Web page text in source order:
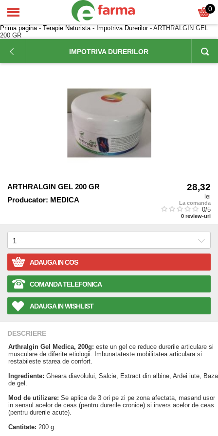
0
Prima pagina- Terapie Naturista- Impotriva Durerilor- ARTHRALGIN GEL
200 GR
IMPOTRIVA DURERILOR
ARTHRALGIN GEL 200 GR
Producator: MEDICA
28,32
lei
La comanda
0/5
0 review-uri
ADAUGA IN COS
COMANDA TELEFONICA
ADAUGA IN WISHLIST
DESCRIERE
Arthralgin Gel Medica, 200g: este un gel ce reduce durerile articulare si
musculare de diferite etiologii. Imbunatateste mobilitatea articulara si
restabileste starea de confort.
Ingrediente: Gheara diavolului, Salcie, Extract din albine, Ardei iute, Baza
de gel.
Mod de utilizare: Se aplica de 3 ori pe zi pe zona afectata, masand usor
in sensul acelor de ceas (pentru durerile cronice) si invers acelor de ceas
(pentru durerile acute).
Cantitate: 200 g.